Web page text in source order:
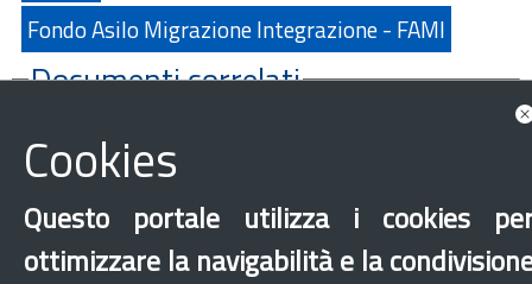
Fondo Asilo Migrazione Integrazione - FAMI
Documenti correlati
Cookies
Questo portale utilizza i cookies
ottimizzare la navigabilità e la